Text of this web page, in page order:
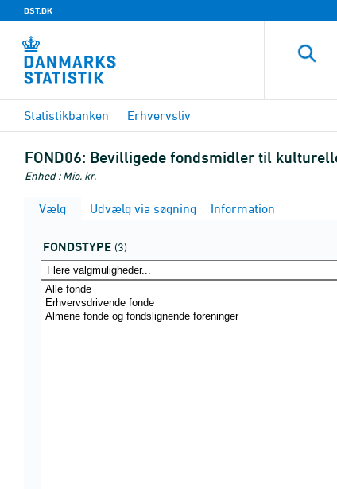
DST.DK
Statistikbanken Erhvervsliv
FOND06: Bevilligede fondsmidler til
Enhed : Mio. kr.
Vælg Udvælg via søgning Information
FONDSTYPE (3)